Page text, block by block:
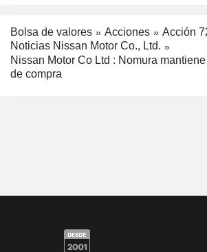
Bolsa de valores Acciones
Acción
Noticias Nissan Motor Co., Ltd.
Nissan Motor Co Ltd : Nomura
de compra